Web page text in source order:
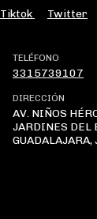
Tiktok Twitter
TELÉFONO
3315739107
DIRECCIÓN
AV. NIÑOS
JARDINES DEL
GUADALAJARA,